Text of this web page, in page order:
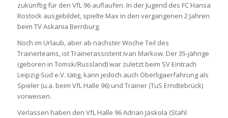
zukünftig für den VfL 96 auflaufen. In der Jugend des FC Hansa
Rostock ausgebildet, spielte Max in den vergangenen 2 Jahren
beim TV Askania Bernburg.
Noch im Urlaub, aber ab nächster Woche Teil des
Trainerteams, ist Trainerassistent Ivan Markow. Der 35-jährige
(geboren in Tomsk/Russland) war zuletzt beim SV Eintrach
Leipzig-Süd e.V. tätig, kann jedoch auch Oberligaerfahrung als
Spieler (u.a. beim VfL Halle 96) und Trainer (TuS Erndtebrück)
vorweisen.
Verlassen haben den VfL Halle 96 Adrian Jaskola (Stahl